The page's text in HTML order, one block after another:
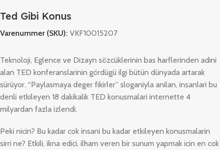
Ted Gibi Konus
Varenummer (SKU): VKF10015207
Teknoloji, Eglence ve Dizayn sözcüklerinin bas harflerinden adini
alan TED konferanslarinin gördügü ilgi bütün dünyada artarak
sürüyor. “Paylasmaya deger fikirler” sloganiyla anilan, insanlari bu
denli etkileyen 18 dakikalik TED konusmalari internette 4
milyardan fazla izlendi.
Peki nicin? Bu kadar cok insani bu kadar etkileyen konusmalarin
sirri ne? Etkili, ikna edici, ilham veren bir sunum yapmak icin en cok